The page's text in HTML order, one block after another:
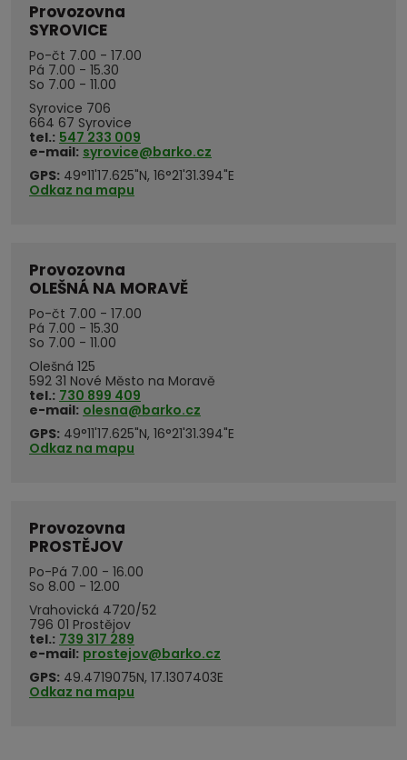
Provozovna
SYROVICE
Po-čt 7.00 - 17.00
Pá 7.00 - 15.30
So 7.00 - 11.00
Syrovice 706
664 67 Syrovice
tel.: 547 233 009
e-mail: syrovice@barko.cz
GPS: 49°11'17.625"N, 16°21'31.394"E
Odkaz na mapu
Provozovna
OLEŠNÁ NA MORAVĚ
Po-čt 7.00 - 17.00
Pá 7.00 - 15.30
So 7.00 - 11.00
Olešná 125
592 31 Nové Město na Moravě
tel.: 730 899 409
e-mail: olesna@barko.cz
GPS: 49°11'17.625"N, 16°21'31.394"E
Odkaz na mapu
Provozovna
PROSTĚJOV
Po-Pá 7.00 - 16.00
So 8.00 - 12.00
Vrahovická 4720/52
796 01 Prostějov
tel.: 739 317 289
e-mail: prostejov@barko.cz
GPS: 49.4719075N, 17.1307403E
Odkaz na mapu